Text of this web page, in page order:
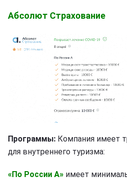
Абсолют Страхование
Программы: Компания имеет
для внутреннего туризма:
«По России А» имеет